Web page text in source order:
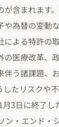
が含まれます
や為替の変動
による特許の
の医療改革、
伴う諸課題、
したリスクや
3日に終了
ン・エンド・